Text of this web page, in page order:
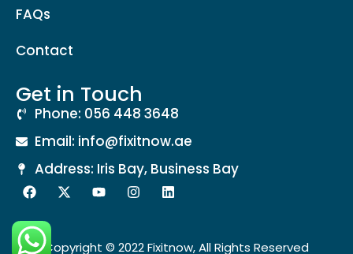
FAQs
Contact
Get in Touch
Phone: 056 448 3648
Email: info@fixitnow.ae
Address: Iris Bay, Business Bay
Copyright © 2022 Fixitnow, All Rights Reserved